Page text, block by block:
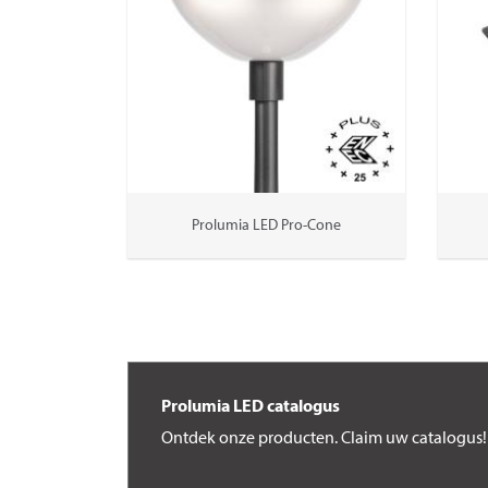
Prolumia LED Pro-Cone
Prolumia LED catalogus
Ontdek onze producten. Claim uw catalogus!